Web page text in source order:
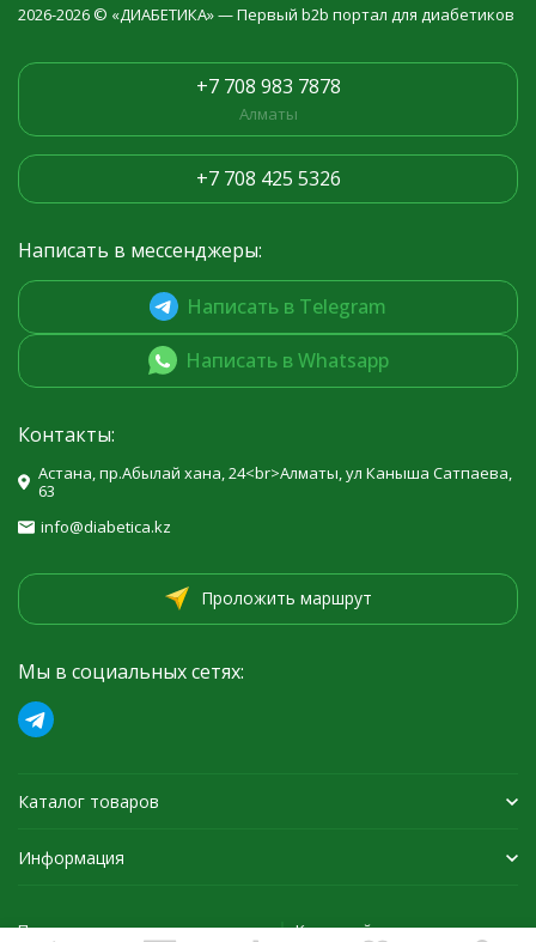
2026-2026 © «ДИАБЕТИКА» — Первый b2b портал для диабетиков
+7 708 983 7878
Алматы
+7 708 425 5326
Написать в мессенджеры:
Написать в Telegram
Написать в Whatsapp
Контакты:
Астана, пр.Абылай хана, 24<br>Алматы, ул Каныша Сатпаева,
63
info@diabetica.kz
Проложить маршрут
Мы в социальных сетях:
Каталог товаров
Информация
Политика персональных данных Карта сайта